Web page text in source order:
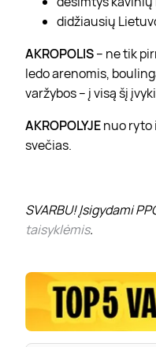
didžiausių
AKROPOLIS– ne tik
ledo arenomis,
varžybos – į visą šį
AKROPOLYJEnuo ryto
svečias.
SVARBU! Įsigydami
taisyklėmis.